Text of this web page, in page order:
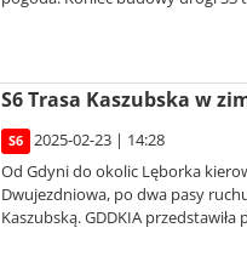
S6 Trasa Kaszubska w
S6
2025-02-23 | 14:28
Od Gdyni do okolic Lęborka
Dwujezdniowa, po dwa pasy
Kaszubską. GDDKIA przedstawiła